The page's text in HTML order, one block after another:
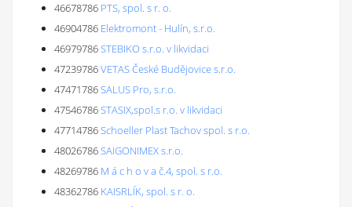
46678786 PTS, spol. s r. o.
46904786 Elektromont - Hulín, s.r.o.
46979786STEBIKO s.r.o. v likvidaci
47239786VETAS České Budějovice s.r.o.
47471786SALUS Pro, s.r.o.
47546786STASIX,spol.s r.o. v likvidaci
47714786Schoeller Plast Tachov spol. s r.o.
48026786SAIGONIMEX s.r.o.
48269786 M á c h o v a č.4, spol. s r.o.
48362786 KAISRLÍK, spol. s r. o.